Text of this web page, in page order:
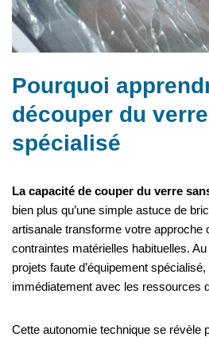
Pourquoi
découper du
spécialisé
La capacité de couper du verre
bien plus qu’une simple astuce de
artisanale transforme votre approche
contraintes matérielles habituelles.
projets faute d’équipement
immédiatement avec les ressources
Cette autonomie technique se révèle